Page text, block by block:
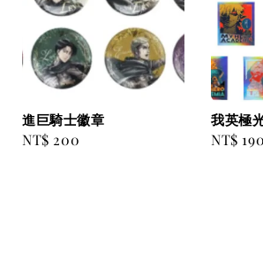
進巨騎士徽章
Regular
NT$ 200
我英極
Regular
NT$ 190